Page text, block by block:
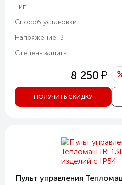
Тип
Способ установки
Напряжение, В
Степень защиты
8 250 у
ПОЛУЧИТЬ СКИДКУ
Пульт управления